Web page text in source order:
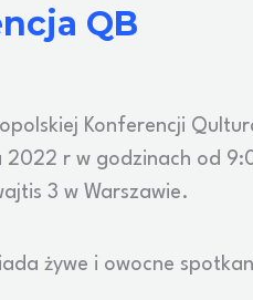
QB
Konferencji
2022 r w godzinach od
3 w Warszawie.
żywe i owocne